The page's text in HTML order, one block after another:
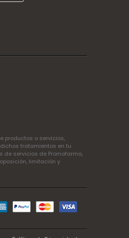
productos o servicios,
tratamientos en tu
de servicios de Promofarma,
limitación y